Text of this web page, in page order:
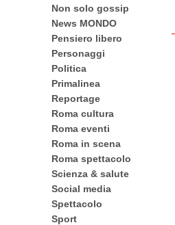
Non solo gossip
News MONDO
Pensiero libero
Personaggi
Politica
Primalinea
Reportage
Roma cultura
Roma eventi
Roma in scena
Roma spettacolo
Scienza & salute
Social media
Spettacolo
Sport